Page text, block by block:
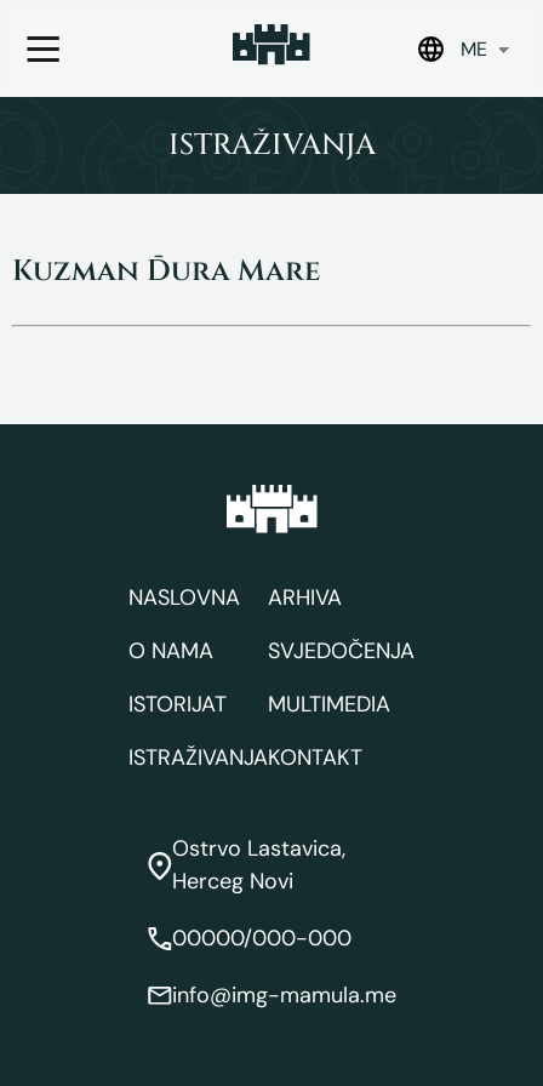
ME
ISTRAŽIVANJA
Kuzman Đura Mare
NASLOVNA
O NAMA
ISTORIJAT
ISTRAŽIVANJA
ARHIVA
SVJEDOČENJA
MULTIMEDIA
KONTAKT
Ostrvo Lastavica,
Herceg Novi
00000/000-000
info@img-mamula.me